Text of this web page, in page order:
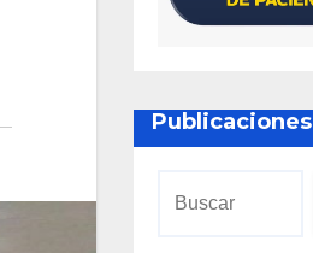
Publicaciones